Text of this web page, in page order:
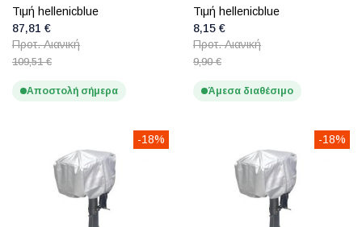
Τιμή hellenicblue
87,81 €
Προτ. Λιανική
109,51 €
Αποστολή σήμερα
Τιμή hellenicblue
8,15 €
Προτ. Λιανική
9,90 €
Άμεσα διαθέσιμο
-18% -18%